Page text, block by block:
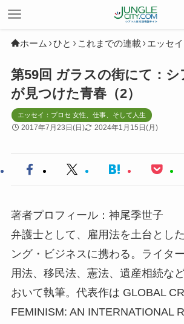
ホーム ひと これまでの連載 エッセ
第59回 ガラスの街にて：
が見つけた青春（2）
エッセイ：プロセ 女性、仕事、そして人生
2017年7月23日(日) 2024年1月15日(月)
著者プロフィール：神尾季世子
弁護士として、雇用法を土台とし
ング・ビジネスに携わる。ライタ
用法、移民法、憲法、遺産相続な
おいて執筆。代表作は GLOBAL
FEMINISM: AN INTERNATIONAL